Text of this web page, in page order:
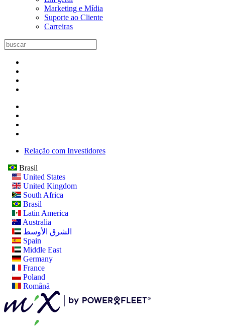
Marketing e Mídia
Suporte ao Cliente
Carreiras
Relação com Investidores
Brasil
United States
United Kingdom
South Africa
Brasil
Latin America
Australia
الشرق الأوسط
Spain
Middle East
Germany
France
Poland
Română